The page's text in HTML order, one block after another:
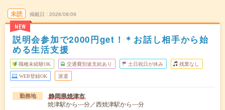
未読
NEW
掲載日 2026/08/09
説明会参加で2000円get！＊お話し相手から始
める生活支援
職種未経験OK 交通費別途支給あり 土日祝日が休み 残業なし
WEB登録OK 派遣
勤務地 静岡県焼津市
焼津駅から---分／西焼津駅から---分